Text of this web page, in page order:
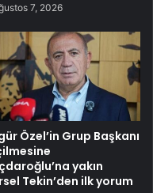
7, 2026
Özel’in Grup Başkanı
yakın
Tekin’den ilk yorum